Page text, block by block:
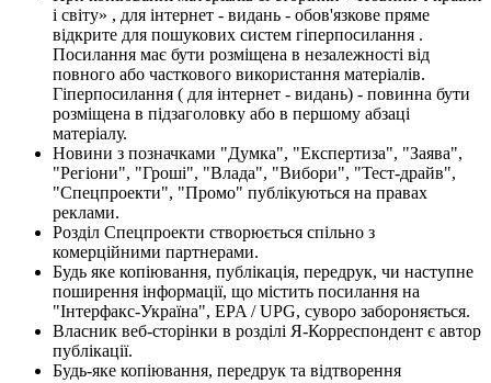
і світу» , для інтернет - видань - обов'язкове пряме
відкрите для пошукових систем гіперпосилання .
Посилання має бути розміщена в незалежності від
повного або часткового використання матеріалів.
Гіперпосилання ( для інтернет - видань) - повинна бути
розміщена в підзаголовку або в першому абзаці
матеріалу.
Новини з позначками "Думка", "Експертиза", "Заява",
"Регіони", "Гроші", "Влада", "Вибори", "Тест-драйв",
"Спецпроекти", "Промо" публікуються на правах
реклами.
Розділ Спецпроекти створюється спільно з
комерційними партнерами.
Будь яке копіювання, публікація, передрук, чи наступне
поширення інформації, що містить посилання на
"Інтерфакс-Україна", EPA / UPG, суворо забороняється.
Власник веб-сторінки в розділі Я-Корреспондент є автор
публікації.
Будь-яке копіювання, передрук та відтворення